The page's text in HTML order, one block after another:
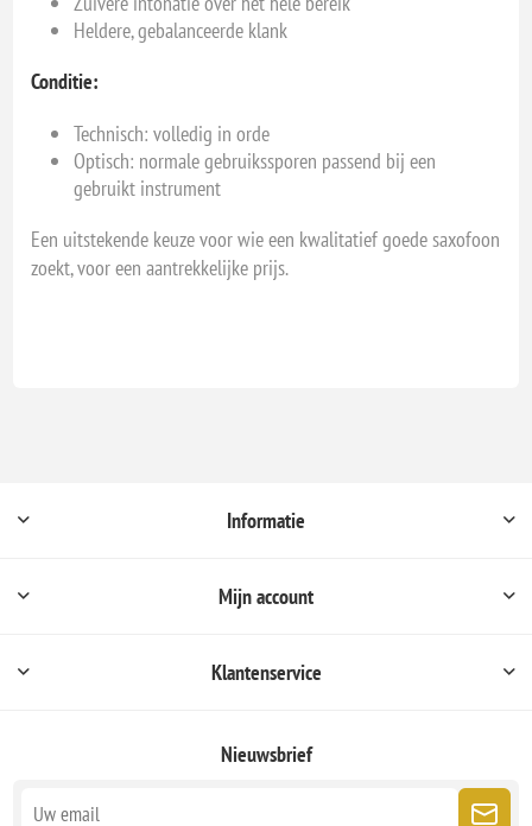
Heldere, gebalanceerde klank
Conditie:
Technisch: volledig in orde
Optisch: normale gebruikssporen passend bij een
gebruikt instrument
Een uitstekende keuze voor wie een kwalitatief goede saxofoon
zoekt, voor een aantrekkelijke prijs.
Informatie
Mijn account
Klantenservice
Nieuwsbrief